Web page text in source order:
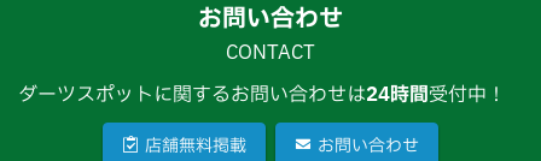
お問い合わせ
CONTACT
ダーツスポットに関するお問い合わせは24時間受付中！
店舗無料掲載 お問い合わせ